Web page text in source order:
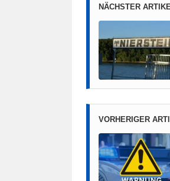
NÄCHSTER
VORHERIGER